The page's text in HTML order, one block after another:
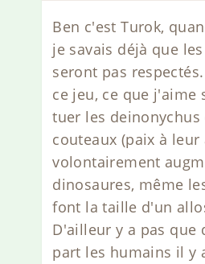
Ben c'est Turok,
je savais déjà que
seront pas
ce jeu, ce que j'aime
tuer les deinonychus
couteaux (paix à
volontairement
dinosaures, même
font la taille d'un
D'ailleur y a pas que
part les humains il y